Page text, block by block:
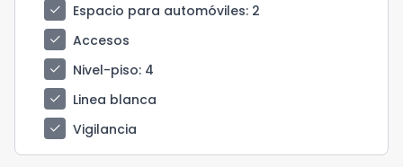
check
Espacio para automóviles: 2
check
Accesos
check
Nivel-piso: 4
check
Linea blanca
check
Vigilancia